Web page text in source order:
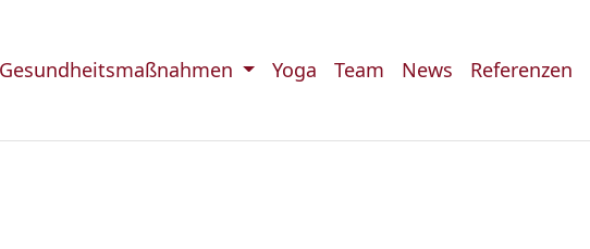
Gesundheitsmaßnahmen Yoga Team News Referenzen